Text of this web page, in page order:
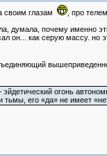
своим глазам
, про
думала, почему именно
он... как серую массу. но
эйдетический огонь
тьмы, его «да» не имеет